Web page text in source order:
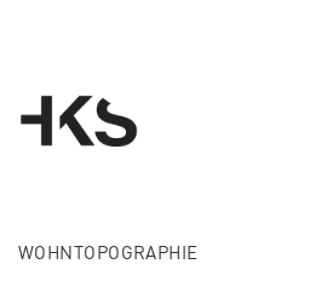
WOHNTOPOGRAPHIE